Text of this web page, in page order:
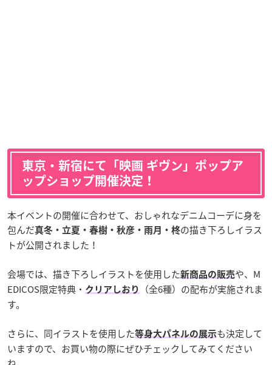
東京・新宿にて「映画 ギヴン」ポップア
ップショップ開催決定！
本イベントの開催に合わせて、おしゃれなデニムコーデに身を
包んだ真冬・立夏・春樹・秋彦・雨月・柊の描き下ろしイラス
トが公開されました！
会場では、描き下ろしイラストを使用した新商品の販売や、M
EDICOS限定特典・ クリアしおり
（全6種）の配布が実施されま
す。
さらに、同イラストを使用した等身大パネルの展示も決定して
いますので、お買い物の際にぜひチェックしてみてください